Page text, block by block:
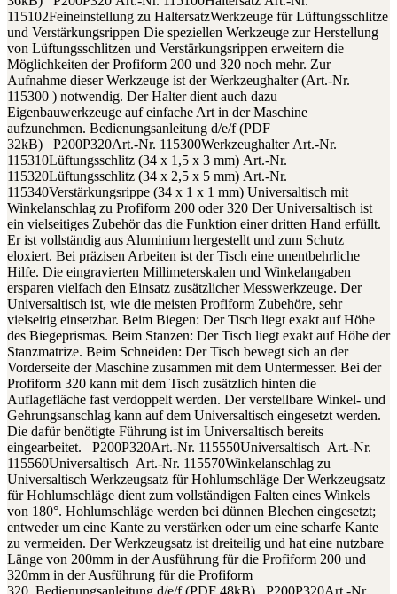
115102Feineinstellung zu HaltersatzWerkzeuge für Lüftungsschlitze
und Verstärkungsrippen Die speziellen Werkzeuge zur Herstellung
von Lüftungsschlitzen und Verstärkungsrippen erweitern die
Möglichkeiten der Profiform 200 und 320 noch mehr. Zur
Aufnahme dieser Werkzeuge ist der Werkzeughalter (Art.-Nr.
115300 ) notwendig. Der Halter dient auch dazu
Eigenbauwerkzeuge auf einfache Art in der Maschine
aufzunehmen. Bedienungsanleitung d/e/f (PDF
32kB) P200P320Art.-Nr. 115300Werkzeughalter Art.-Nr.
115310Lüftungsschlitz (34 x 1,5 x 3 mm) Art.-Nr.
115320Lüftungsschlitz (34 x 2,5 x 5 mm) Art.-Nr.
115340Verstärkungsrippe (34 x 1 x 1 mm) Universaltisch mit
Winkelanschlag zu Profiform 200 oder 320 Der Universaltisch ist
ein vielseitiges Zubehör das die Funktion einer dritten Hand erfüllt.
Er ist vollständig aus Aluminium hergestellt und zum Schutz
eloxiert. Bei präzisen Arbeiten ist der Tisch eine unentbehrliche
Hilfe. Die eingravierten Millimeterskalen und Winkelangaben
ersparen vielfach den Einsatz zusätzlicher Messwerkzeuge. Der
Universaltisch ist, wie die meisten Profiform Zubehöre, sehr
vielseitig einsetzbar. Beim Biegen: Der Tisch liegt exakt auf Höhe
des Biegeprismas. Beim Stanzen: Der Tisch liegt exakt auf Höhe der
Stanzmatrize. Beim Schneiden: Der Tisch bewegt sich an der
Vorderseite der Maschine zusammen mit dem Untermesser. Bei der
Profiform 320 kann mit dem Tisch zusätzlich hinten die
Auflagefläche fast verdoppelt werden. Der verstellbare Winkel- und
Gehrungsanschlag kann auf dem Universaltisch eingesetzt werden.
Die dafür benötigte Führung ist im Universaltisch bereits
eingearbeitet. P200P320Art.-Nr. 115550Universaltisch Art.-Nr.
115560Universaltisch Art.-Nr. 115570Winkelanschlag zu
Universaltisch Werkzeugsatz für Hohlumschläge Der Werkzeugsatz
für Hohlumschläge dient zum vollständigen Falten eines Winkels
von 180°. Hohlumschläge werden bei dünnen Blechen eingesetzt;
entweder um eine Kante zu verstärken oder um eine scharfe Kante
zu vermeiden. Der Werkzeugsatz ist dreiteilig und hat eine nutzbare
Länge von 200mm in der Ausführung für die Profiform 200 und
320mm in der Ausführung für die Profiform